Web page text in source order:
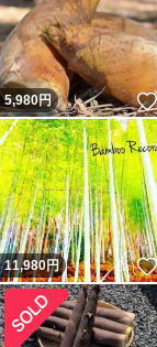
5,980円
11,980円